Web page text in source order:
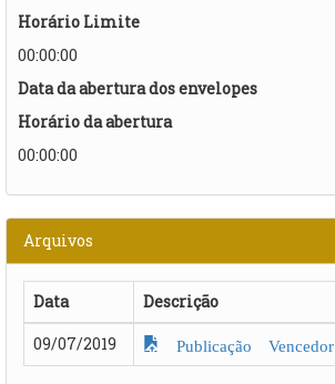
Horário Limite
00:00:00
Data da abertura dos envelopes
Horário da abertura
00:00:00
Arquivos
Data Descrição
09/07/2019
Publicação Vencedor